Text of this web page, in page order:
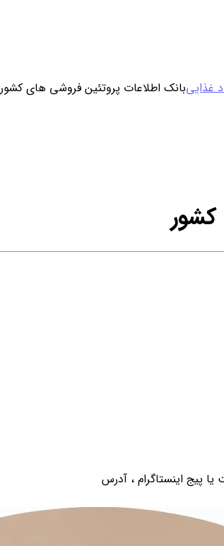
غذاییبانک اطلاعات پروتئین فروشی های کشور
کشور
پیج اینستاگرام ، آدرس